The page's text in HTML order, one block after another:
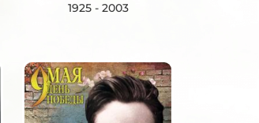
1925 - 2003